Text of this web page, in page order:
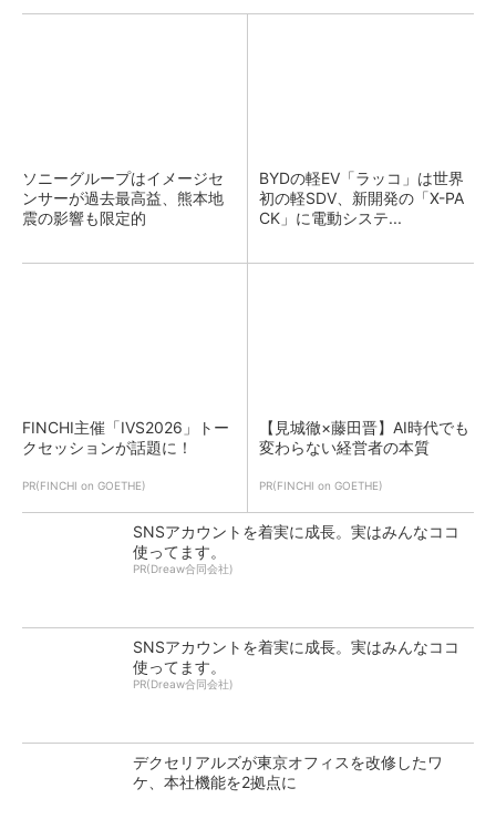
ソニーグループはイメージセ
ンサーが過去最高益、熊本地
震の影響も限定的
BYDの軽EV「ラッコ」は世界
初の軽SDV、新開発の「X-PA
CK」に電動システ...
FINCHI主催「IVS2026」トー
クセッションが話題に！
PR(FINCHI on GOETHE)
【見城徹×藤田晋】AI時代でも
変わらない経営者の本質
PR(FINCHI on GOETHE)
SNSアカウントを着実に成長。実はみんなココ
使ってます。
PR(Dreaw合同会社)
SNSアカウントを着実に成長。実はみんなココ
使ってます。
PR(Dreaw合同会社)
デクセリアルズが東京オフィスを改修したワ
ケ、本社機能を2拠点に